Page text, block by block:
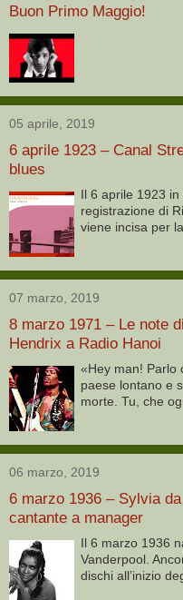
Buon Primo Maggio!
05 aprile, 2019
6 aprile 1923 – Canal
blues
Il 6 aprile 1923
registrazione di
viene incisa per
07 marzo, 2019
8 marzo 1971 – Le note di
Hendrix a Radio Hanoi
«Hey man! Parlo
paese lontano e
morte. Tu, che
06 marzo, 2019
6 marzo 1936 – Sylvia da
cantante a manager
Il 6 marzo 1936
Vanderpool.
dischi all’inizio